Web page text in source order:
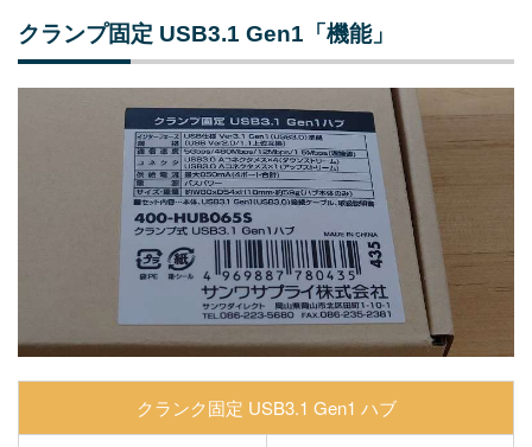
クランプ固定 USB3.1 Gen1「機能」
クランク固定 USB3.1 Gen1 ハブ